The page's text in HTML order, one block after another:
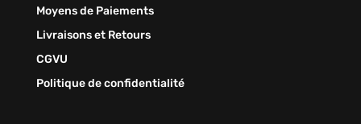
Moyens de Paiements
Livraisons et Retours
CGVU
Politique de confidentialité